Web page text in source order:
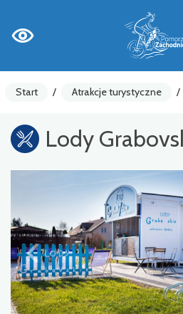
Start / Atrakcje turystyczne /
Lody